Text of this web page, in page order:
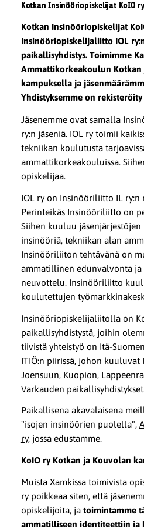
Kotkan Insinööriopiskelijat KoIO ry
Kotkan Insinööriopiskelijat
Insinööriopiskelijaliitto IOL
paikallisyhdistys. Toimimme
Ammattikorkeakoulun Kotkan
kampuksella ja
Yhdistyksemme on
Jäsenemme ovat samalla
ry:n jäseniä. IOL ry toimii
tekniikan koulutusta
ammattikorkeakouluissa.
opiskelijaa.
IOL ry on Insinööriliitto IL ry:n
Perinteikäs Insinööriliitto on
Siihen kuuluu jäsenjärjestöjen
insinööriä, tekniikan alan
Insinööriliiton tehtävänä on
ammatillinen edunvalvonta ja
neuvottelu. Insinööriliitto
koulutettujen
Insinööriopiskelijaliitolla on
paikallisyhdistystä, joihin
tiivistä yhteistyö on Itä-
ITIÖ:n piirissä, johon kuuluvat
Joensuun, Kuopion,
Varkauden paikallisyhdistykset.
Paikallisena akavalaisena
"isojen insinöörien puolella",
ry, jossa edustamme.
KoIO ry Kotkan ja Kouvolan
Muista Xamkissa toimivista
ry poikkeaa siten, että
opiskelijoita, ja toimintamme
ammatilliseen identiteettiin ja